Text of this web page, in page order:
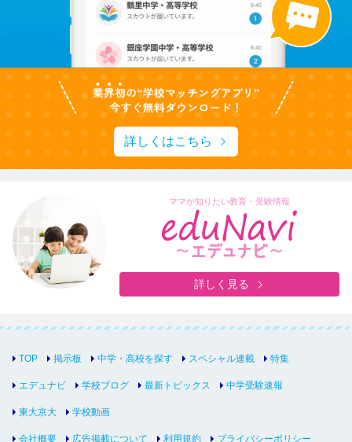
詳しくはこちら
ママが知りたい教育・受験情報
詳しく見る
TOP 掲示板 中学・高校を探す スペシャル連載 特集
エデュナビ 学校ブログ 最新トピックス 中学受験速報
東大京大 学校動画
会社概要 広告掲載について 利用規約 プライバシーポリシー